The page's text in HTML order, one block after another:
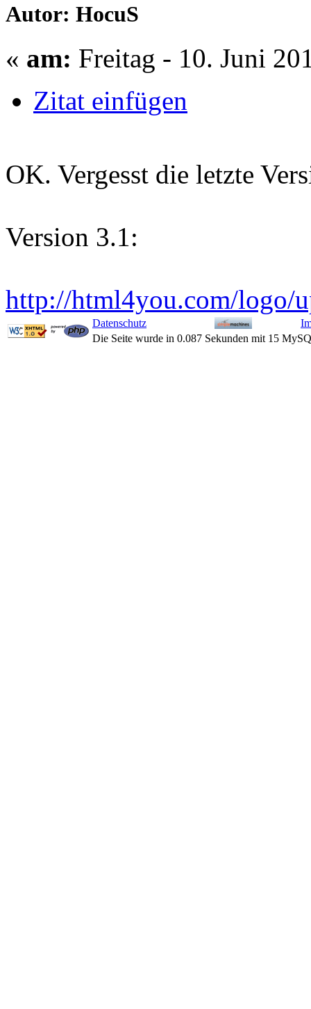
Autor: HocuS
« am: Freitag - 10. Juni
Zitat einfügen
OK. Vergesst die letzte
Version 3.1:
http://html4you.com/logo/
Datenschutz
Die Seite wurde in 0.087 Sekunden mit 15